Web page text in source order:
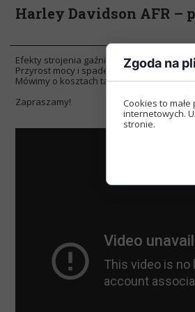
Harley Davidson AFR –
Efekty strojenia gaźnika są bardziej niż
Przyrost mocy i spadek spalania, do tego
Mówimy o kosztach takiego zabiegu.
Zapraszamy!
Zgoda na
Cookies to
internetowych.
stronie.